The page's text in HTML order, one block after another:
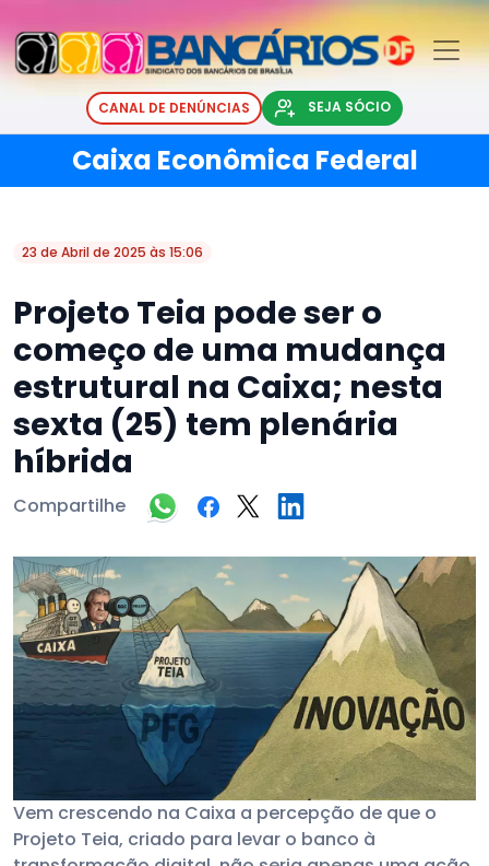
CANAL DE DENÚNCIAS SEJA SÓCIO
Caixa Econômica Federal
23 de Abril de 2025 às 15:06
Projeto Teia pode ser o
começo de uma mudança
estrutural na Caixa; nesta
sexta (25) tem plenária
híbrida
Compartilhe
Vem crescendo na Caixa a percepção de que o
Projeto Teia, criado para levar o banco à